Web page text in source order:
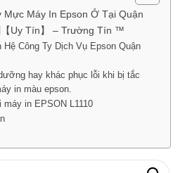
Mực Máy In Epson Ở Tại Quận
Uy Tín】 – Trường Tín ™
Hệ Công Ty Dịch Vụ Epson Quận
hay khác phục lỗi khi bị tắc
in màu epson.
in EPSON L1110